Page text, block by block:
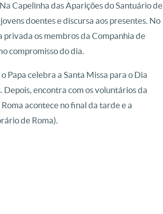
Capelinha das Aparições do Santuário de
doentes e discursa aos presentes. No
os membros da Companhia de
compromisso do dia.
Papa celebra a Santa Missa para o Dia
encontra com os voluntários da
acontece no final da tarde e a
de Roma).